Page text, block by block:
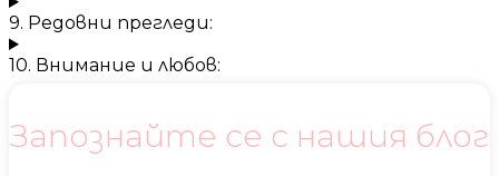
9. Редовни прегледи:
10. Внимание и любов:
Запознайте се с нашия блог